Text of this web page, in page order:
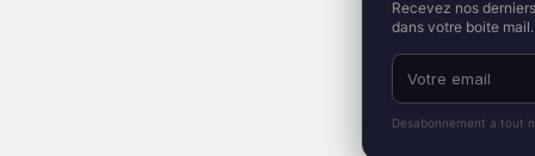
Recevez nos
dans votre boite mail.
Desabonnement a tout